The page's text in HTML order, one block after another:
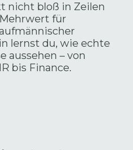
nicht bloß in Zeilen
für
lernst du, wie echte
aussehen – von
bis Finance.